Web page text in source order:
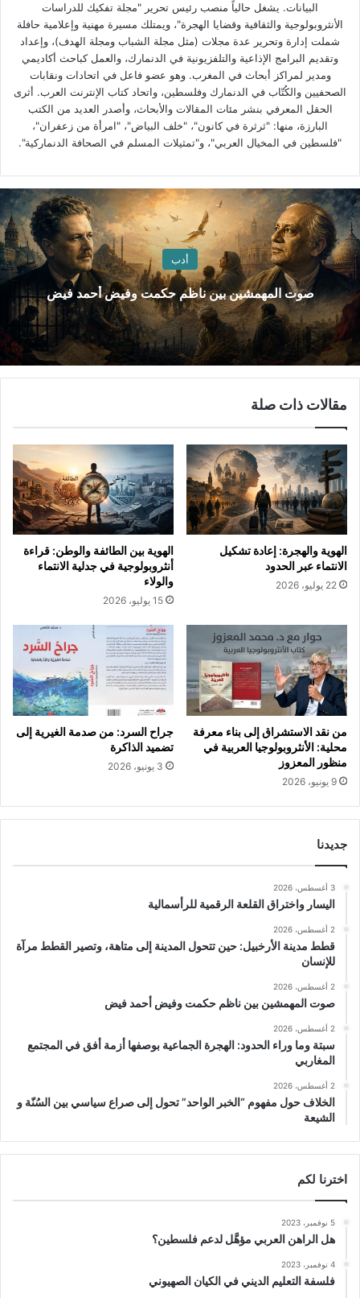
البيانات. يشغل حالياً منصب رئيس تحرير "مجلة تفكيك للدراسات
الأنثروبولوجية والثقافية وقضايا الهجرة"، ويمتلك مسيرة مهنية وإعلامية حافلة
شملت إدارة وتحرير عدة مجلات (مثل مجلة الشباب ومجلة الهدف)، وإعداد
وتقديم البرامج الإذاعية والتلفزيونية في الدنمارك، والعمل كباحث أكاديمي
ومدير لمراكز أبحاث في المغرب. وهو عضو فاعل في اتحادات ونقابات
الصحفيين والكُتّاب في الدنمارك وفلسطين، واتحاد كتاب الإنترنت العرب. أثرى
الحقل المعرفي بنشر مئات المقالات والأبحاث، وأصدر العديد من الكتب
البارزة، منها: "ثرثرة في كانون"، "خلف البياض"، "امرأة من زعفران"،
"فلسطين في المخيال العربي"، و"تمثيلات المسلم في الصحافة الدنماركية".
أدب
صوت المهمشين بين ناظم حكمت وفيض أحمد فيض
مقالات ذات صلة
الهوية والهجرة: إعادة تشكيل
الانتماء عبر الحدود
22 يوليو، 2026
الهوية بين الطائفة والوطن: قراءة
أنثروبولوجية في جدلية الانتماء
والولاء
15 يوليو، 2026
من نقد الاستشراق إلى بناء معرفة
محلية: الأنثروبولوجيا العربية في
منظور المعزوز
9 يونيو، 2026
جراح السرد: من صدمة الغيرية إلى
تضميد الذاكرة
3 يونيو، 2026
جديدنا
3 أغسطس، 2026
اليسار واختراق القلعة الرقمية للرأسمالية
2 أغسطس، 2026
قطط مدينة الأرخبيل: حين تتحول المدينة إلى متاهة، وتصير القطط مرآة
للإنسان
2 أغسطس، 2026
صوت المهمشين بين ناظم حكمت وفيض أحمد فيض
2 أغسطس، 2026
سبتة وما وراء الحدود: الهجرة الجماعية بوصفها أزمة أفق في المجتمع
المغاربي
2 أغسطس، 2026
الخلاف حول مفهوم “الخبر الواحد” تحول إلى صراع سياسي بين السُنّة و
الشيعة
اخترنا لكم
5 نوفمبر، 2023
هل الراهن العربي مؤهَّل لدعم فلسطين؟
4 نوفمبر، 2023
فلسفة التعليم الديني في الكيان الصهيوني